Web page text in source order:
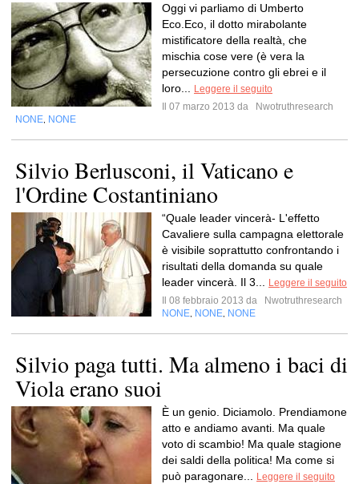
Oggi vi parliamo di Umberto
Eco.Eco, il dotto mirabolante
mistificatore della realtà, che
mischia cose vere (è vera la
persecuzione contro gli ebrei e il
loro...
Leggere il seguito
Il 07 marzo 2013 da
Nwotruthresearch
NONE NONE
Silvio Berlusconi, il Vaticano e
l'Ordine Costantiniano
“Quale leader vincerà- L'effetto
Cavaliere sulla campagna elettorale
è visibile soprattutto confrontando i
risultati della domanda su quale
leader vincerà. Il 3...
Leggere il seguito
Il 08 febbraio 2013 da
Nwotruthresearch
NONE NONE NONE
Silvio paga tutti. Ma almeno i baci di
Viola erano suoi
È un genio. Diciamolo. Prendiamone
atto e andiamo avanti. Ma quale
voto di scambio! Ma quale stagione
dei saldi della politica! Ma come si
può paragonare...
Leggere il seguito